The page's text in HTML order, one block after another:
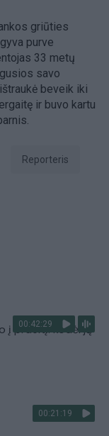
griūties
purve
33 metų
savo
beveik iki
ir buvo kartu
Reporteris
00:42:29
į praeitį: kodėl jų
00:21:19